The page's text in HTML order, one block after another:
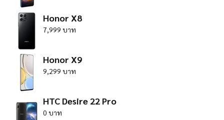
Honor X8
7,999 บาท
Honor X9
9,299 บาท
HTC Desire 22 Pro
0 บาท